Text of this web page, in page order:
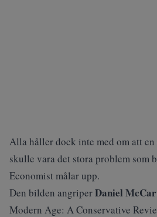
Alla håller dock inte med om att
skulle vara det stora problem som
Economist målar upp.
Den bilden angriperDaniel
Modern Age: A Conservative